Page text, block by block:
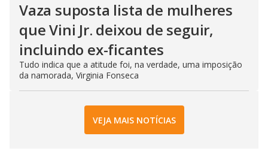
Vaza suposta lista de mulheres
que Vini Jr. deixou de seguir,
incluindo ex-ficantes
Tudo indica que a atitude foi, na verdade, uma imposição
da namorada, Virginia Fonseca
VEJA MAIS NOTÍCIAS